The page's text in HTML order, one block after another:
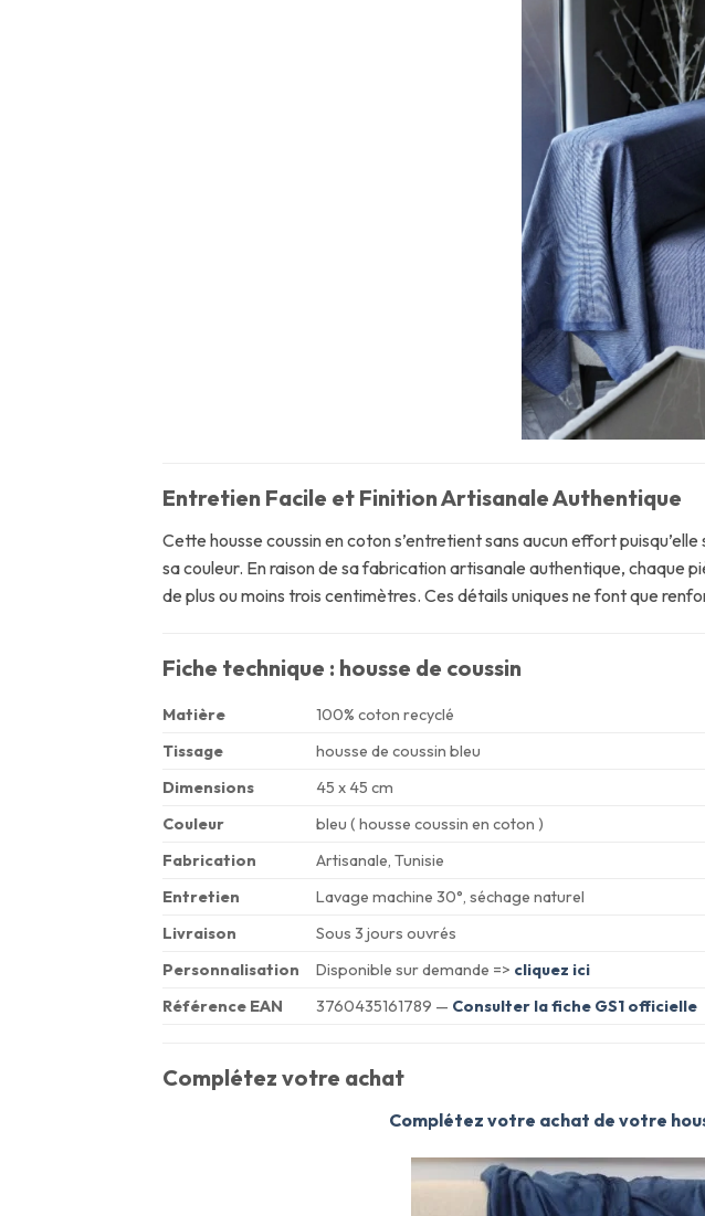
Entretien Facile et Finition Artisanale Authentique
Cette housse coussin en coton s’entretient sans aucun effort
sa couleur. En raison de sa fabrication artisanale authentique, chaque
de plus ou moins trois centimètres. Ces détails uniques ne font que
Fiche technique : housse de coussin
Matière
100% coton recyclé
Tissage
housse de coussin bleu
Dimensions
45 x 45 cm
Couleur
bleu ( housse coussin en coton )
Fabrication
Artisanale, Tunisie
Entretien
Lavage machine 30°, séchage naturel
Livraison
Sous 3 jours ouvrés
Personnalisation
Disponible sur demande => cliquez ici
Référence EAN
3760435161789 — Consulter la fiche GS1 officielle
Complétez votre achat
Complétez votre achat de votre